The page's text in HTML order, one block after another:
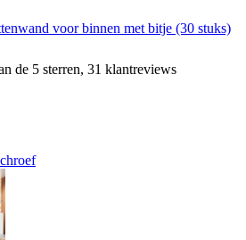
voor binnen met bitje (30 stuks)
de 5 sterren, 31 klantreviews